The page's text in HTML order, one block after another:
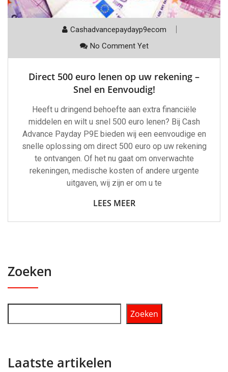
Cashadvancepaydayp9ecom
No Comment Yet
Direct 500 euro lenen op uw rekening –
Snel en Eenvoudig!
Heeft u dringend behoefte aan extra financiële
middelen en wilt u snel 500 euro lenen? Bij Cash
Advance Payday P9E bieden wij een eenvoudige en
snelle oplossing om direct 500 euro op uw rekening
te ontvangen. Of het nu gaat om onverwachte
rekeningen, medische kosten of andere urgente
uitgaven, wij zijn er om u te
LEES MEER
Zoeken
Zoeken
Laatste artikelen